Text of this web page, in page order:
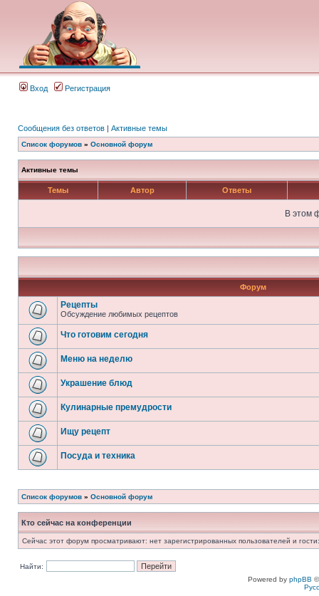
Вход Регистрация
Сообщения без ответов | Активные темы
Список форумов » Основной форум
Активные темы
Темы Автор Ответы
В этом
Форум
Рецепты
Обсуждение любимых рецептов
Что готовим сегодня
Меню на неделю
Украшение блюд
Кулинарные премудрости
Ищу рецепт
Посуда и техника
Список форумов » Основной форум
Кто сейчас на конференции
Сейчас этот форум просматривают: нет зарегистрированных пользователей и
Найти:
Powered by phpBB